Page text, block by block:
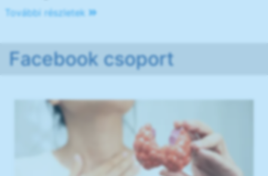
További részletek
Facebook csoport